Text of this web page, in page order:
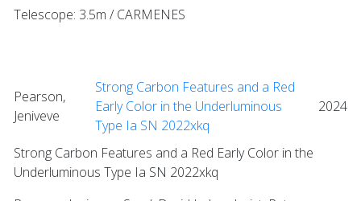
Telescope: 3.5m / CARMENES
Pearson,
Jeniveve
Strong Carbon Features and a Red
Early Color in the Underluminous
Type Ia SN 2022xkq
2024
Strong Carbon Features and a Red Early Color in the
Underluminous Type Ia SN 2022xkq